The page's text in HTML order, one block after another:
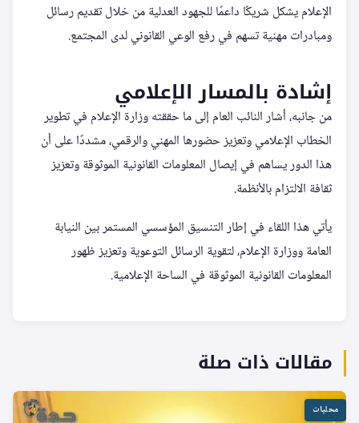
الإعلام يشكل شريكًا داعمًا للجهود العدلية من خلال تقديم رسائل
ومبادرات مهنية تسهم في رفع الوعي القانوني لدى المجتمع.
إشادة بالمسار الإعلامي
من جانبه، أشار النائب العام إلى ما حققته وزارة الإعلام في تطوير
الخطاب الإعلامي وتعزيز حضورها المهني والرقمي، مشددًا على أن
هذا الدور يساهم في إيصال المعلومات القانونية الموثوقة وتعزيز
ثقافة الالتزام بالأنظمة.
يأتي هذا اللقاء في إطار التنسيق المؤسسي المستمر بين النيابة
العامة ووزارة الإعلام، لتقوية الرسائل التوعوية وتعزيز ظهور
المعلومات القانونية الموثوقة في الساحة الإعلامية.
مقالات ذات صلة
محليات